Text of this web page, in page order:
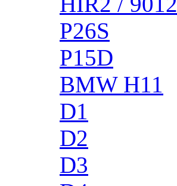
P26S
P15D
BMW H11
D1
D2
D3